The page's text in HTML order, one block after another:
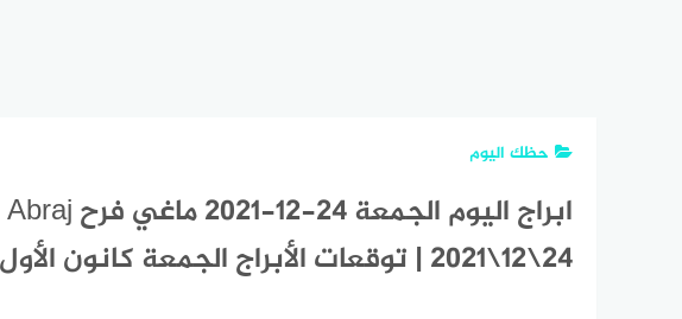
حظك اليوم
24\12\2021 | توقعات الأبراج الجمعة كانون الأول | الحظ 24 ديسمبر 2021